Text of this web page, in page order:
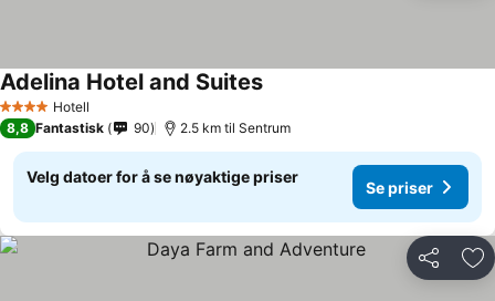
4 StjernerHotell
Adelina Hotel and SuitesSe priser
8,8 Fantastisk 90 2.5 km til Sentrum
Velg datoer for å se nøyaktige priser
Se priser
Del